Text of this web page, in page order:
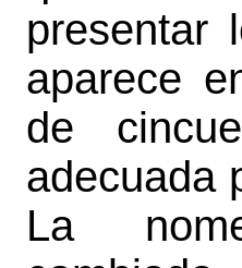
presentar
aparece
de
adecuada
La